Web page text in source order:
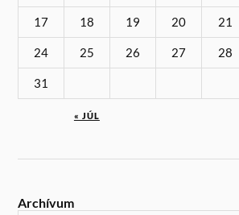
17 18 19 20 21
24 25 26 27 28
31
« JÚL
Archívum